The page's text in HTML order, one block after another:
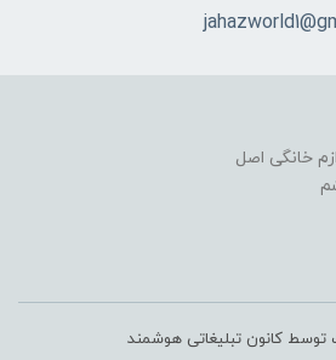
خانگی اصل
کانون تبلیغاتی هوشمند